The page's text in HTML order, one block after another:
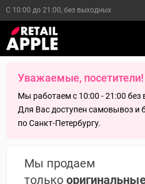
С 10:00 до 21:00, без выходных
Уважаемые, посетители!
Мы работаем с 10:00 - 21:00 без
Для Вас доступен самовывоз и
по Санкт-Петербургу.
Мы продаем
только